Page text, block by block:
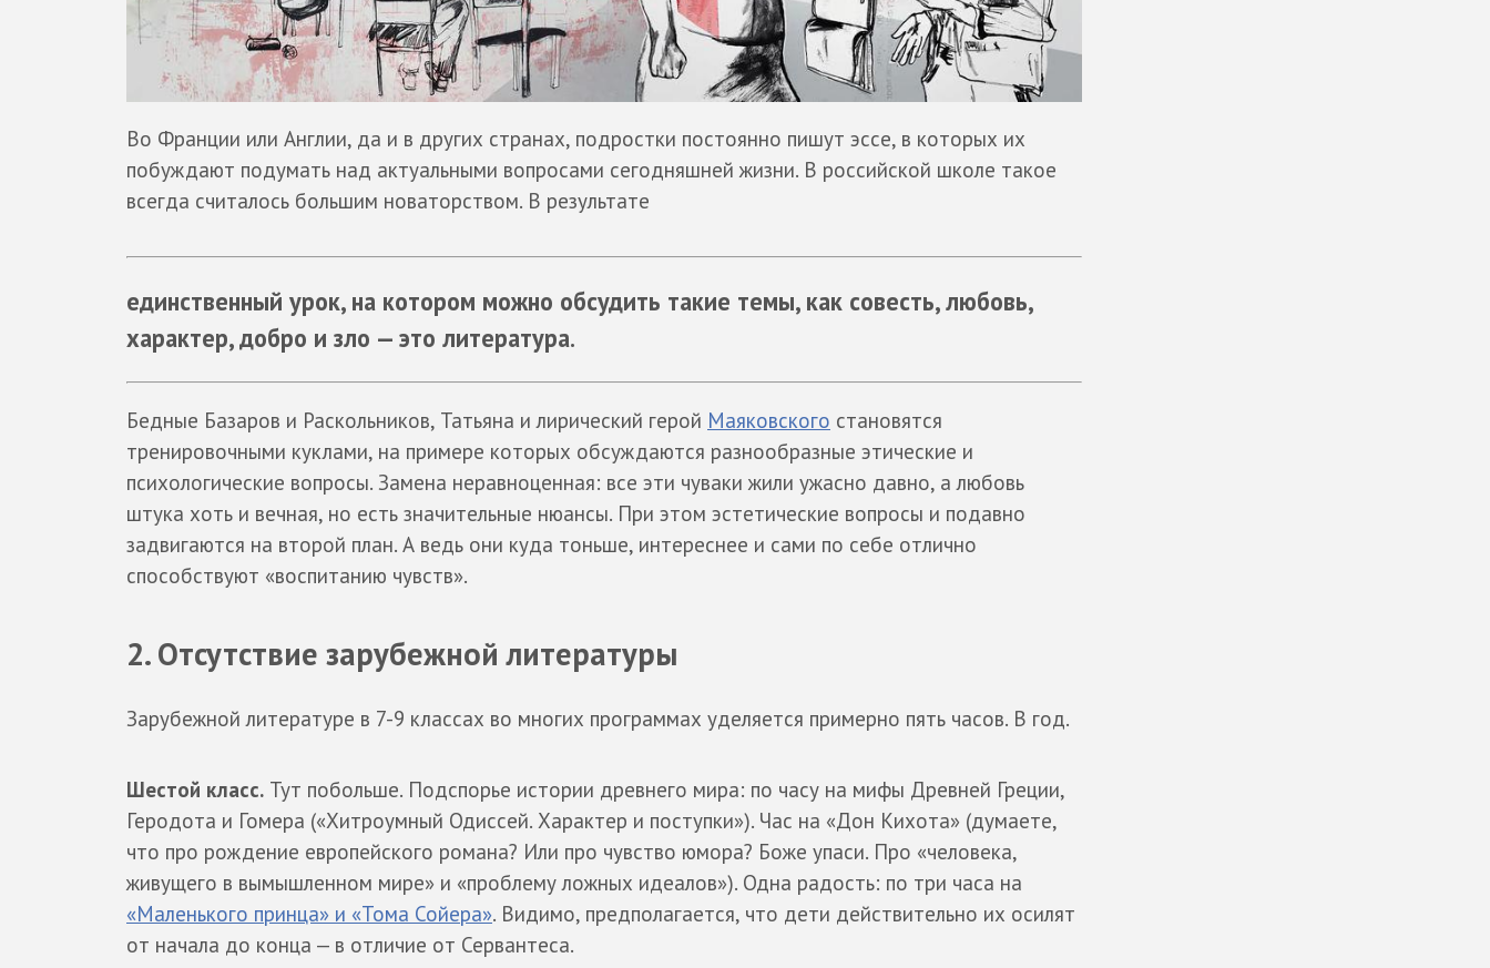
Во Франции или Англии, да и в других странах, подростки постоянно пишут эссе, в которых их
побуждают подумать над актуальными вопросами сегодняшней жизни. В российской школе такое
всегда считалось большим новаторством. В результате
единственный урок, на котором можно обсудить такие темы, как совесть, любовь,
характер, добро и зло — это литература.
Бедные Базаров и Раскольников, Татьяна и лирический герой Маяковского становятся
тренировочными куклами, на примере которых обсуждаются разнообразные этические и
психологические вопросы. Замена неравноценная: все эти чуваки жили ужасно давно, а любовь
штука хоть и вечная, но есть значительные нюансы. При этом эстетические вопросы и подавно
задвигаются на второй план. А ведь они куда тоньше, интереснее и сами по себе отлично
способствуют «воспитанию чувств».
2. Отсутствие зарубежной литературы
Зарубежной литературе в 7-9 классах во многих программах уделяется примерно пять часов. В год.
Шестой класс. Тут побольше. Подспорье истории древнего мира: по часу на мифы Древней Греции,
Геродота и Гомера («Хитроумный Одиссей. Характер и поступки»). Час на «Дон Кихота» (думаете,
что про рождение европейского романа? Или про чувство юмора? Боже упаси. Про «человека,
живущего в вымышленном мире» и «проблему ложных идеалов»). Одна радость: по три часа на
«Маленького принца» и «Тома Сойера». Видимо, предполагается, что дети действительно их осилят
от начала до конца — в отличие от Сервантеса.